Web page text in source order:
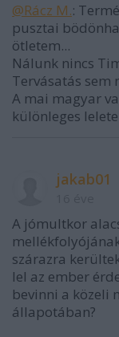
@Rácz M.:
pusztai
ötletem...
Nálunk nincs
Tervásatás sem
A mai magyar
különleges
jakab01
A jómultkor
szárazra
lel az ember
bevinni a közeli
állapotában?